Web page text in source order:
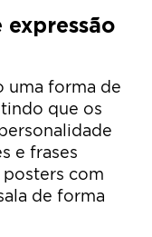
uma forma de
que os
e frases
posters com
de forma